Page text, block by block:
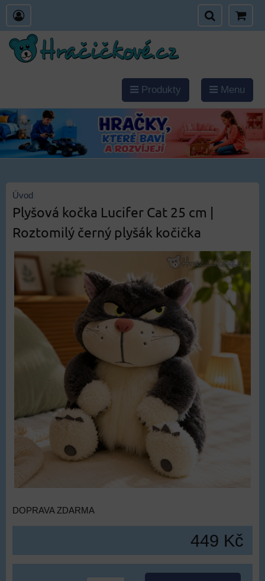
Produkty Menu
Úvod
Plyšová kočka Lucifer Cat 25 cm |
Roztomilý černý plyšák kočička
DOPRAVA ZDARMA
449 Kč